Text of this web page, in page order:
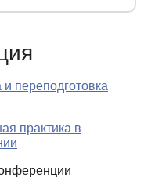
и переподготовка
практика в